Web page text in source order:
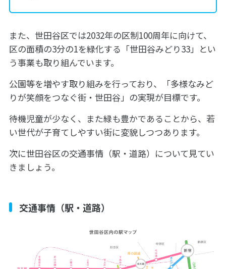
また、世田谷区では2032年の区制100周年に向けて、
区の面積の3分の1を緑化する「世田谷みどり33」とい
う事業も取り組んでいます。
公園等を増やす取り組みを行っており、「多様なみど
りが笑顔をつなぐ街・世田谷」の実現が目標です。
待機児童が少なく、また緑も豊かであることから、若
い世代が子育てしやすい街に変貌しつつあります。
次に世田谷区の交通事情（駅・道路）について見てい
きましょう。
交通事情（駅・道路）